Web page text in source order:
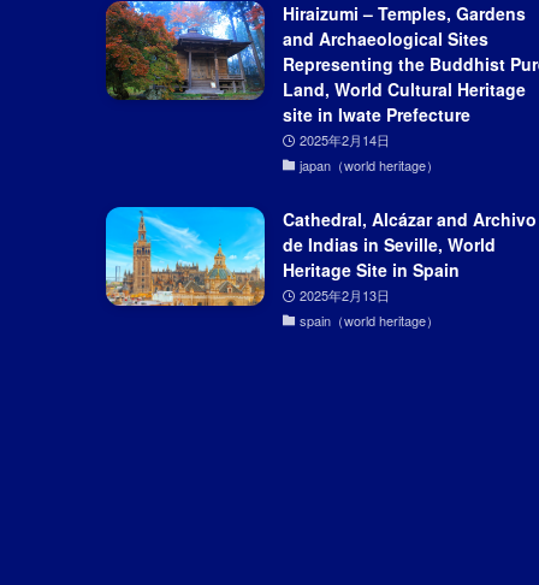
Hiraizumi – Temples, Gardens
and Archaeological Sites
Representing the Buddhist
Land, World Cultural Heritage
site in Iwate Prefecture
2025年2月14日
japan（world heritage）
Cathedral, Alcázar and Archivo
de Indias in Seville, World
Heritage Site in Spain
2025年2月13日
spain（world heritage）